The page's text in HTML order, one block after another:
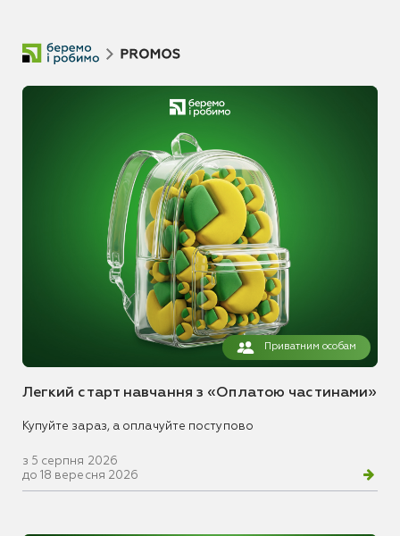
Приватним особам
Легкий старт навчання з «Оплатою частинами»
Купуйте зараз, а оплачуйте поступово
з 5 серпня 2026
до 18 вересня 2026